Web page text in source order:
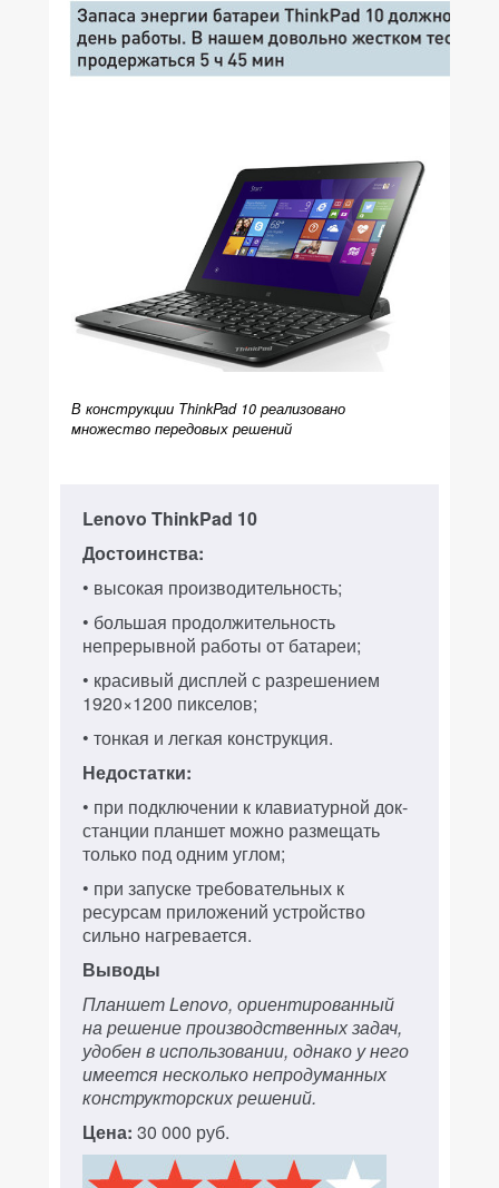
В конструкции ThinkPad 10 реализовано
множество передовых решений
Lenovo ThinkPad 10
Достоинства:
• высокая производительность;
• большая продолжительность
непрерывной работы от батареи;
• красивый дисплей с разрешением
1920×1200 пикселов;
• тонкая и легкая конструкция.
Недостатки:
• при подключении к клавиатурной док-
станции планшет можно размещать
только под одним углом;
• при запуске требовательных к
ресурсам приложений устройство
сильно нагревается.
Выводы
Планшет Lenovo, ориентированный
на решение производственных задач,
удобен в использовании, однако у него
имеется несколько непродуманных
конструкторских решений.
Цена: 30 000 руб.